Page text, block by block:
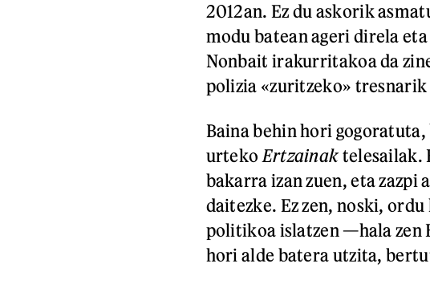
2012an. Ez du askorik
modu batean ageri direla
Nonbait irakurritakoa da
polizia «zuritzeko»
Baina behin hori
urteko Ertzainaktelesailak.
bakarra izan zuen, eta
daitezke. Ez zen, noski,
politikoa islatzen —hala zen
hori alde batera utzita,